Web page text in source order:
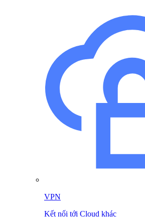
VPN
Kết nối tới Cloud khác